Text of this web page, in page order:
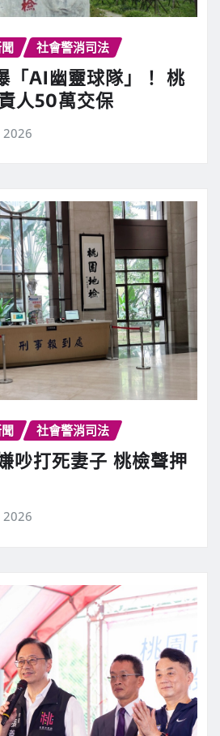
社會警消司法
「AI幽靈球隊」！ 桃
人50萬交保
2026
社會警消司法
吵打死妻子 桃檢聲押
2026